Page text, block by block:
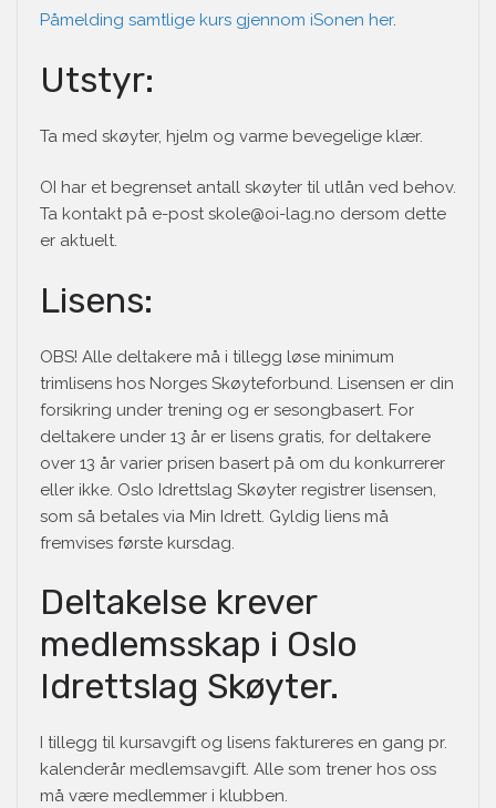
Påmelding samtlige kurs gjennom iSonen her.
Utstyr:
Ta med skøyter, hjelm og varme bevegelige klær.
OI har et begrenset antall skøyter til utlån ved behov.
Ta kontakt på e-post skole@oi-lag.no dersom dette
er aktuelt.
Lisens:
OBS! Alle deltakere må i tillegg løse minimum
trimlisens hos Norges Skøyteforbund. Lisensen er din
forsikring under trening og er sesongbasert. For
deltakere under 13 år er lisens gratis, for deltakere
over 13 år varier prisen basert på om du konkurrerer
eller ikke. Oslo Idrettslag Skøyter registrer lisensen,
som så betales via Min Idrett. Gyldig liens må
fremvises første kursdag.
Deltakelse krever
medlemsskap i Oslo
Idrettslag Skøyter.
I tillegg til kursavgift og lisens faktureres en gang pr.
kalenderår medlemsavgift. Alle som trener hos oss
må være medlemmer i klubben.